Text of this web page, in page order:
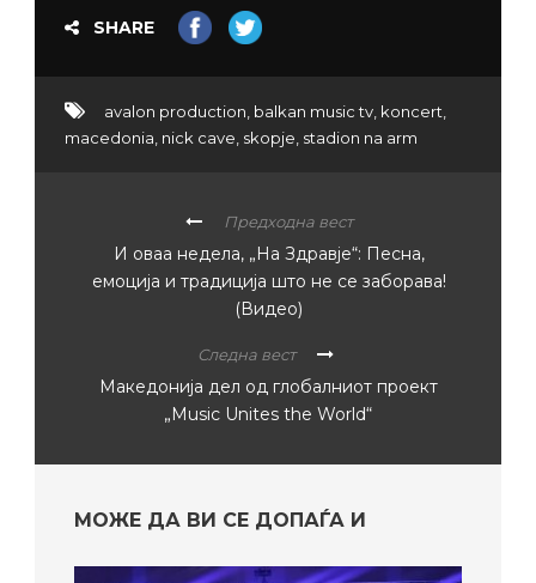
SHARE
avalon production, balkan music tv, koncert,
macedonia, nick cave, skopje, stadion na arm
Предходна вест
И оваа недела, „На Здравје“: Песна,
емоција и традиција што не се заборава!
(Видео)
Следна вест
Македонија дел од глобалниот проект
„Music Unites the World“
МОЖЕ ДА ВИ СЕ ДОПАЃА И